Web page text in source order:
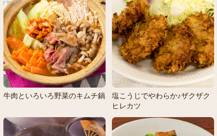
牛肉といろいろ野菜のキムチ鍋
塩こうじでやわらか♪ザクザク
ヒレカツ